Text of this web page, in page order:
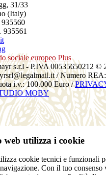
31/33
(Italy)
935561
sociale europeo Plus
s.r.l - P.IVA 00535650212 ©
/ Numero
i.v.: 100.000 Euro /
MOBY
web utilizza i cookie
cookie tecnici e funzionali
Con il tuo consenso